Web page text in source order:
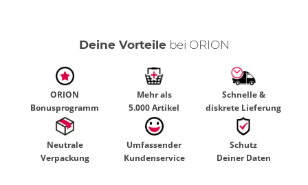
Deine Vorteilebei ORION
ORION
Bonusprogramm
Mehr als
5.000 Artikel
Schnelle &
diskrete Lieferung
Neutrale
Verpackung
Umfassender
Kundenservice
Schutz
Deiner Daten